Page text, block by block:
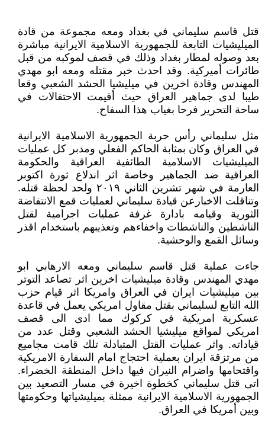
قتل قاسم سليماني في بغداد ومعه مجموعة من قادة
الميليشيات التابعة للجمهورية الاسلامية الايرانية مباشرة
بعد وصوله لمطار بغداد وذلك في قصف لموكبه من قبل
طائرات أميركية. وقد احدث خبر مقتله ومعه ابو مهدي
المهندس وقادة اخرين في ميليشيا الحشد الشعبي وقعا
طيبا لدى جماهير العراق حيث أقيمت الاحتفالات في
ساحة التحرير فرحا بغياب هذا السفاح.
مثل سليماني رأس حربة الجمهورية الاسلامية الايرانية
في العراق وكان بمثابة الحاكم الفعلي ومدبر كل عمليات
الميليشيات الاسلامية الطائفية العراقية والحكومة
العراقية ضد الجماهير وخاصة اثر اندلاع ثورة اكتوبر
العارمة في شهر تشرين الثاني ٢٠١٩ ولحد لحظة قتله.
وتناقلت الاخبارعن قيادة سليماني لعمليات قمع الانتفاضة
الثورية وقيامه بادارة غرفة عمليات اجرامية لقتل
الناشطين والناشطات واخفاءهم وتعذيبهم باستخدام اقذر
وسائل القمع والوحشية.
جاءت عملية قتل قاسم سليماني ومعه الارهابي ابو
مهدي المهندس وقادة ميليشيات اخرين اثر تصاعد التوتر
بين ميليشيات ايران في العراق وامريكا اثر قيام حزب
الله التابع لسليماني بقتل مقاول امريكي يعمل في قاعدة
عسكرية امريكية في كركوك مما ادى الى قصف
امريكي لمواقع ميليشيا الحشد الشعبي وقتل عدد من
قياداته. واثر عمليات القتل المتبادلة تلك قامت مجاميع
من مرتزقة ايران بعملية احتجاج امام السفارة الامريكية
واقتحامها واضرام النيران فيها داخل المنطقة الخضراء.
اتى قتل سليماني كخطوة اخيرة في مسار التصعيد بين
الجمهورية الاسلامية الايرانية ممثلة بميليشياتها وحكومتها
وبين أمريكا في العراق.